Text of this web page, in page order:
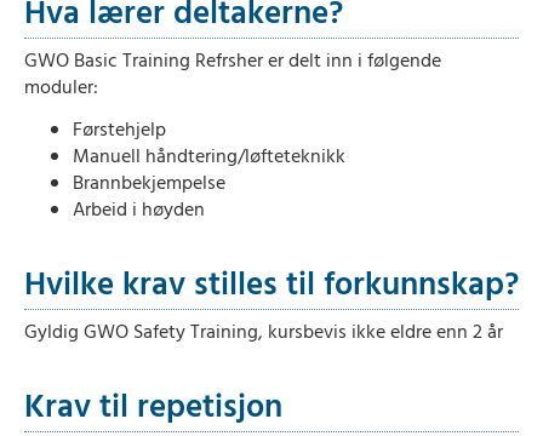
Hva lærer deltakerne?
GWO Basic Training Refrsher er delt inn i følgende
moduler:
Førstehjelp
Manuell håndtering/løfteteknikk
Brannbekjempelse
Arbeid i høyden
Hvilke krav stilles til forkunnskap?
Gyldig GWO Safety Training, kursbevis ikke eldre enn 2 år
Krav til repetisjon